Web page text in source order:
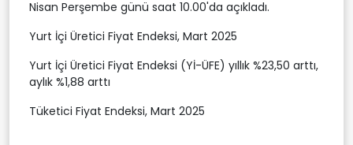
Nisan Perşembe günü saat 10.00'da açıkladı.
Yurt İçi Üretici Fiyat Endeksi, Mart 2025
Yurt İçi Üretici Fiyat Endeksi (Yİ-ÜFE) yıllık %23,50 arttı,
aylık %1,88 arttı
Tüketici Fiyat Endeksi, Mart 2025